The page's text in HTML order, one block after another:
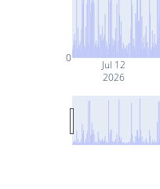
Jul 12
2026
0